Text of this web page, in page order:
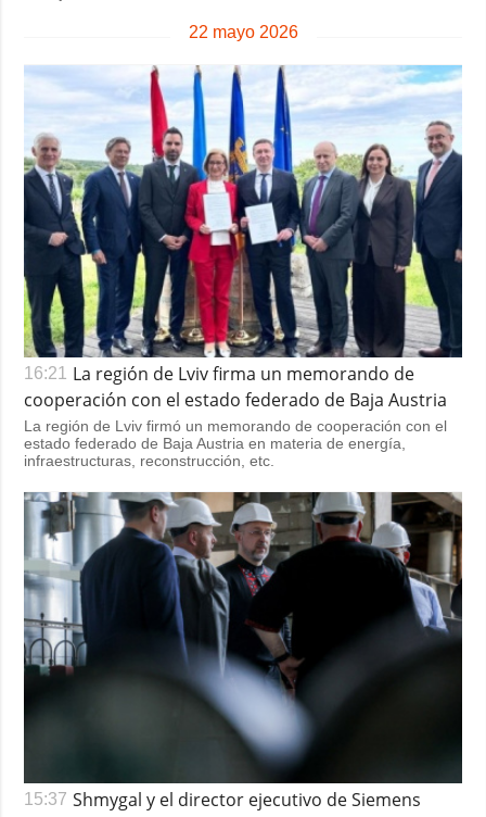
22 mayo 2026
16:21
La región de Lviv firma un memorando de
cooperación con el estado federado de Baja Austria
La región de Lviv firmó un memorando de cooperación con el
estado federado de Baja Austria en materia de energía,
infraestructuras, reconstrucción, etc.
15:37 Shmygal y el director ejecutivo de Siemens